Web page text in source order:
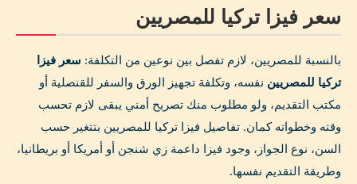
سعر فيزا تركيا للمصريين
بالنسبة للمصريين، لازم تفصل بين نوعين من التكلفة: سعر فيزا
تركيا للمصريين نفسه، وتكلفة تجهيز الورق والسفر للقنصلية أو
مكتب التقديم، ولو مطلوب منك تصريح أمني يبقى لازم تحسب
وقته وخطواته كمان. تفاصيل فيزا تركيا للمصريين بتتغير حسب
السن، نوع الجواز، وجود فيزا داعمة زي شنجن أو أمريكا أو بريطانيا،
وطريقة التقديم نفسها.